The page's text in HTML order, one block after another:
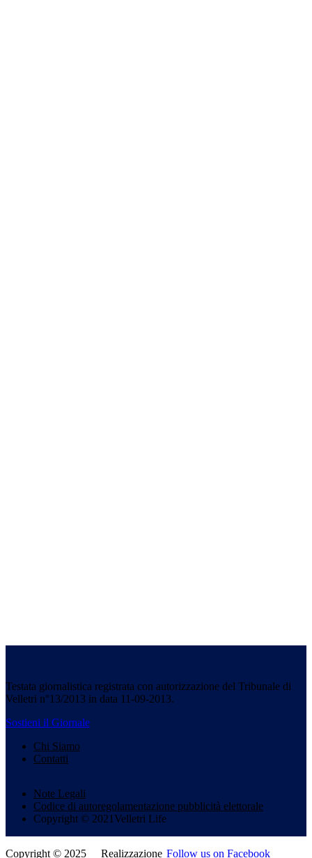
Testata giornalistica registrata con autorizzazione del Tribunale di
Velletri n°13/2013 in data 11-09-2013.
Sostieni il Giornale
Chi Siamo
Contatti
Note Legali
Codice di autoregolamentazione pubblicità elettorale
Copyright © 2021Velletri Life
Copyright © 2025 Realizzazione Follow us on Facebook